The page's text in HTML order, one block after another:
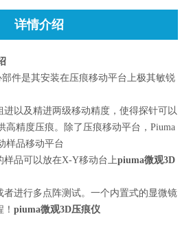
详情介绍
件是其安装在压痕移动平台上极其敏锐
进以及精进两级移动精度，使得探针可以
高精度压痕。除了压痕移动平台，Piuma
样品移动平台
样品可以放在X-Y移动台上piuma微观3D
者进行多点阵测试。一个内置式的显微镜
！piuma微观3D压痕仪